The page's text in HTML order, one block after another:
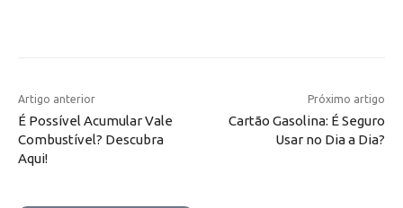
Artigo anterior
É Possível Acumular Vale
Combustível? Descubra
Aqui!
Próximo artigo
Cartão Gasolina: É Seguro
Usar no Dia a Dia?